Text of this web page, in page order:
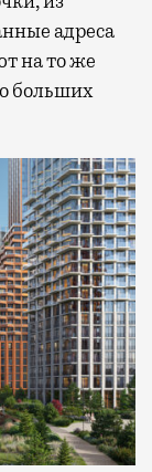
адреса
на то же
больших